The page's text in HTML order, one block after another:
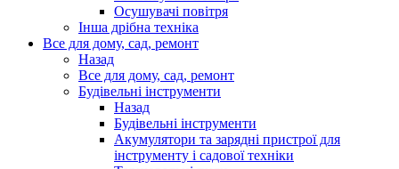
Осушувачі повітря
Інша дрібна техніка
Все для дому, сад, ремонт
Назад
Все для дому, сад, ремонт
Будівельні інструменти
Назад
Будівельні інструменти
Акумулятори та зарядні пристрої для
інструменту і садової техніки